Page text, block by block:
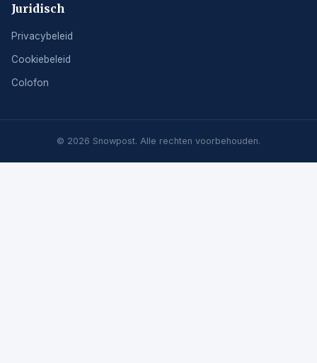
Juridisch
Privacybeleid
Cookiebeleid
Colofon
© 2026 Snowpost. Alle rechten voorbehouden.